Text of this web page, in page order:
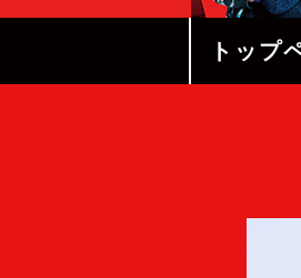
トップ